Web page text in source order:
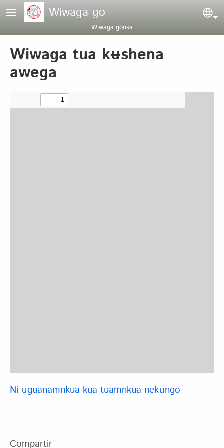
Pasar al contenido principal
Wiwaga go
Wiwaga gonka
Wiwaga tua kʉshena
awega
Ni ʉguanamnkua kua tuamnkua nekʉngo
Compartir